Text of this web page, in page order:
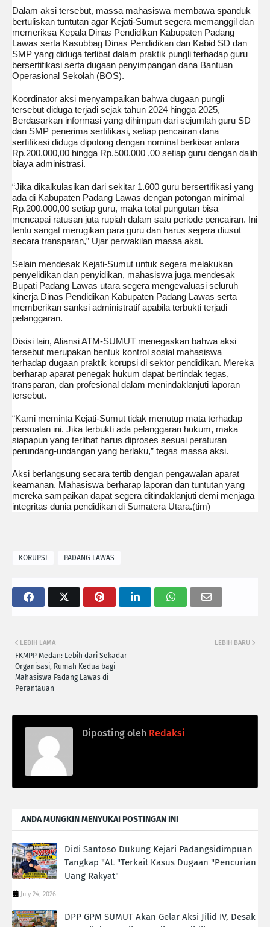
Dalam aksi tersebut, massa mahasiswa membawa spanduk
bertuliskan tuntutan agar Kejati-Sumut segera memanggil dan
memeriksa Kepala Dinas Pendidikan Kabupaten Padang
Lawas serta Kasubbag Dinas Pendidikan dan Kabid SD dan
SMP yang diduga terlibat dalam praktik pungli terhadap guru
bersertifikasi serta dugaan penyimpangan dana Bantuan
Operasional Sekolah (BOS).
Koordinator aksi menyampaikan bahwa dugaan pungli
tersebut diduga terjadi sejak tahun 2024 hingga 2025,
Berdasarkan informasi yang dihimpun dari sejumlah guru SD
dan SMP penerima sertifikasi, setiap pencairan dana
sertifikasi diduga dipotong dengan nominal berkisar antara
Rp.200.000,00 hingga Rp.500.000 ,00 setiap guru dengan dalih
biaya administrasi.
“Jika dikalkulasikan dari sekitar 1.600 guru bersertifikasi yang
ada di Kabupaten Padang Lawas dengan potongan minimal
Rp.200.000,00 setiap guru, maka total pungutan bisa
mencapai ratusan juta rupiah dalam satu periode pencairan. Ini
tentu sangat merugikan para guru dan harus segera diusut
secara transparan,” Ujar perwakilan massa aksi.
Selain mendesak Kejati-Sumut untuk segera melakukan
penyelidikan dan penyidikan, mahasiswa juga mendesak
Bupati Padang Lawas utara segera mengevaluasi seluruh
kinerja Dinas Pendidikan Kabupaten Padang Lawas serta
memberikan sanksi administratif apabila terbukti terjadi
pelanggaran.
Disisi lain, Aliansi ATM-SUMUT menegaskan bahwa aksi
tersebut merupakan bentuk kontrol sosial mahasiswa
terhadap dugaan praktik korupsi di sektor pendidikan. Mereka
berharap aparat penegak hukum dapat bertindak tegas,
transparan, dan profesional dalam menindaklanjuti laporan
tersebut.
“Kami meminta Kejati-Sumut tidak menutup mata terhadap
persoalan ini. Jika terbukti ada pelanggaran hukum, maka
siapapun yang terlibat harus diproses sesuai peraturan
perundang-undangan yang berlaku,” tegas massa aksi.
Aksi berlangsung secara tertib dengan pengawalan aparat
keamanan. Mahasiswa berharap laporan dan tuntutan yang
mereka sampaikan dapat segera ditindaklanjuti demi menjaga
integritas dunia pendidikan di Sumatera Utara.(tim)
KORUPSI PADANG LAWAS
LEBIH BARU
LEBIH LAMA
FKMPP Medan: Lebih dari Sekadar
Organisasi, Rumah Kedua bagi
Mahasiswa Padang Lawas di
Perantauan
Diposting oleh Redaksi
ANDA MUNGKIN MENYUKAI POSTINGAN INI
Didi Santoso Dukung Kejari Padangsidimpuan
Tangkap "AL "Terkait Kasus Dugaan "Pencurian
Uang Rakyat"
July 24, 2026
DPP GPM SUMUT Akan Gelar Aksi Jilid IV, Desak